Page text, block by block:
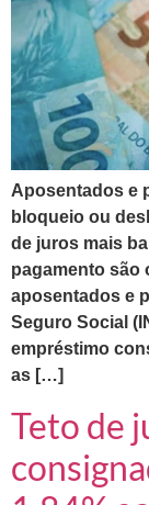
Aposentados e
bloqueio ou
de juros mais
pagamento são
aposentados e
Seguro Social
empréstimo
as […]
Teto de